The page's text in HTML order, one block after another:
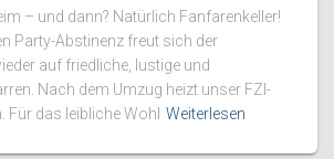
– und dann? Natürlich Fanfarenkeller!
Party-Abstinenz freut sich der
auf friedliche, lustige und
Nach dem Umzug heizt unser FZI-
Für das leibliche Wohl Weiterlesen